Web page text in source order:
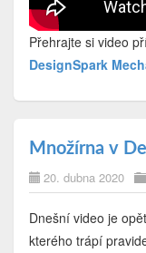
Přehrajte si video
DesignSpark
Množírna v
20. dubna 2020
Dnešní video je
kterého trápí